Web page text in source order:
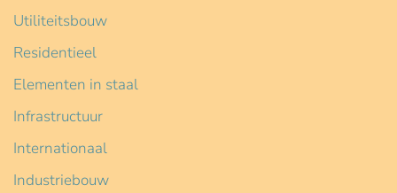
Utiliteitsbouw
Residentieel
Elementen in staal
Infrastructuur
Internationaal
Industriebouw